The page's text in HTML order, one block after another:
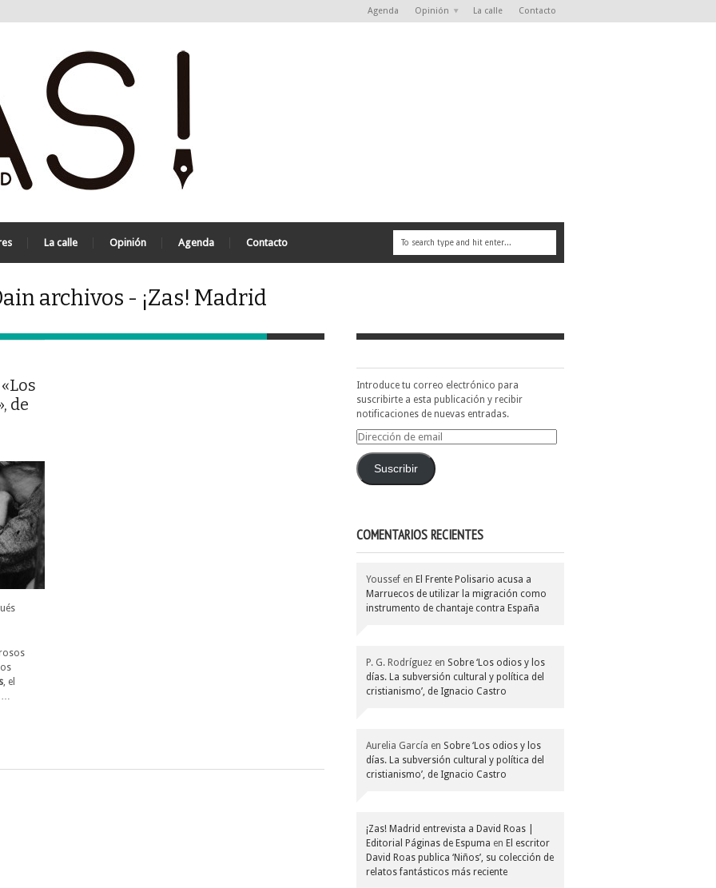
Agenda Opinión La calle Contacto
La calle Opinión Agenda Contacto
archivos - ¡Zas! Madrid
de
, el
…
Introduce tu correo electrónico para
suscribirte a esta publicación y recibir
notificaciones de nuevas entradas.
Dirección
emailSuscribir
COMENTARIOS RECIENTES
Youssef en El Frente Polisario acusa a
Marruecos de utilizar la migración como
instrumento de chantaje contra España
P. G. Rodríguez en Sobre ‘Los odios y los
días. La subversión cultural y política del
cristianismo’, de Ignacio Castro
Aurelia García en Sobre ‘Los odios y los
días. La subversión cultural y política del
cristianismo’, de Ignacio Castro
¡Zas! Madrid entrevista a David Roas |
Editorial Páginas de Espuma en El escritor
David Roas publica ‘Niños’, su colección de
relatos fantásticos más reciente